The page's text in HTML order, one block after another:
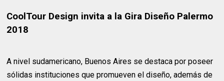
CoolTour Design invita a la Gira Diseño Palermo
2018
A nivel sudamericano, Buenos Aires se destaca por poseer
sólidas instituciones que promueven el diseño, además de